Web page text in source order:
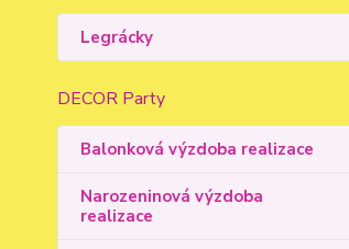
Legrácky
DECOR Party
Balonková výzdoba realizace
Narozeninová výzdoba
realizace